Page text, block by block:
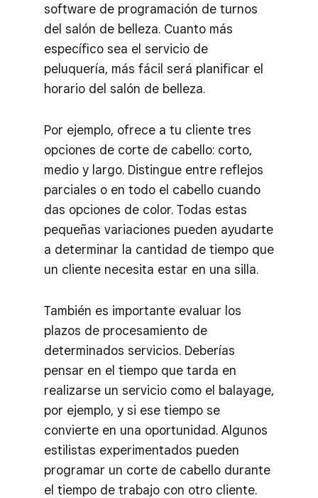
software de programación de turnos
del salón de belleza. Cuanto más
específico sea el servicio de
peluquería, más fácil será planificar el
horario del salón de belleza.
Por ejemplo, ofrece a tu cliente tres
opciones de corte de cabello: corto,
medio y largo. Distingue entre reflejos
parciales o en todo el cabello cuando
das opciones de color. Todas estas
pequeñas variaciones pueden ayudarte
a determinar la cantidad de tiempo que
un cliente necesita estar en una silla.
También es importante evaluar los
plazos de procesamiento de
determinados servicios. Deberías
pensar en el tiempo que tarda en
realizarse un servicio como el balayage,
por ejemplo, y si ese tiempo se
convierte en una oportunidad. Algunos
estilistas experimentados pueden
programar un corte de cabello durante
el tiempo de trabajo con otro cliente.